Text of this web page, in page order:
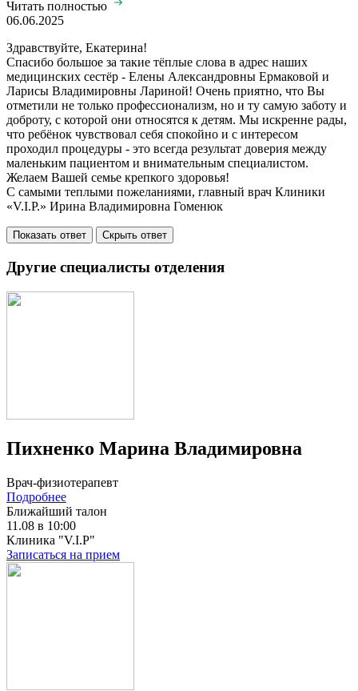
Читать полностью
06.06.2025
Здравствуйте, Екатерина!
Спасибо большое за такие тёплые слова в адрес наших
медицинских сестёр - Елены Александровны Ермаковой и
Ларисы Владимировны Лариной! Очень приятно, что Вы
отметили не только профессионализм, но и ту самую заботу и
доброту, с которой они относятся к детям. Мы искренне рады,
что ребёнок чувствовал себя спокойно и с интересом
проходил процедуры - это всегда результат доверия между
маленьким пациентом и внимательным специалистом.
Желаем Вашей семье крепкого здоровья!
С самыми теплыми пожеланиями, главный врач Клиники
«V.I.P.» Ирина Владимировна Гоменюк
Показать ответ Скрыть ответ
Другие специалисты отделения
Пихненко Марина Владимировна
Врач-физиотерапевт
Подробнее
Ближайший талон
11.08 в 10:00
Клиника "V.I.P"
Записаться на прием